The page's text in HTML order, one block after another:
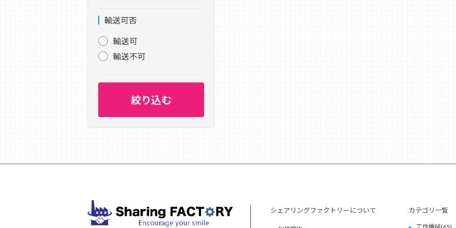
輸送可否
輸送可
輸送不可
シェアリングファクトリーについて カテゴリ一覧